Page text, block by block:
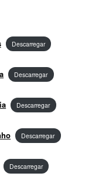
Descarregar
Descarregar
Descarregar
Descarregar
Descarregar